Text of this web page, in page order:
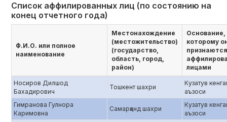
Список аффилированных лиц (по состоянию на
конец отчетного года)
Ф.И.О. или полное
наименование
Местонахождение
(местожительство)
(государство,
область, город,
район)
Основание,
которому
признаются
лицами
Носиров Дилшод
Бахадирович
Тошкент шахри
Кузатув
аъзоси
Гимранова Гулнора
Каримовна
Самарқанд шахри
Кузатув
аъзоси